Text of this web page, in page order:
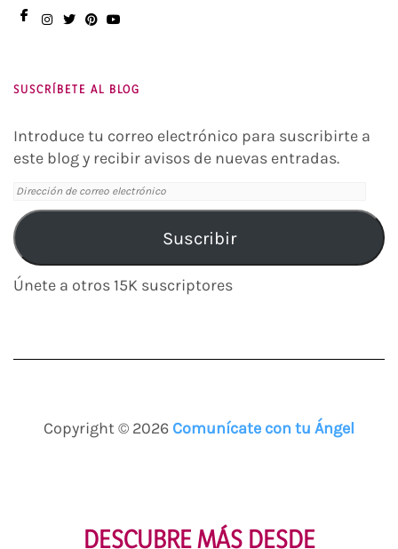
SUSCRÍBETE AL BLOG
Introduce tu correo electrónico para suscribirte a
este blog y recibir avisos de nuevas entradas.
Dirección
de
correo
electrónico
Suscribir
Únete a otros 15K suscriptores
Copyright © 2026 Comunícate con tu Ángel
DESCUBRE MÁS DESDE